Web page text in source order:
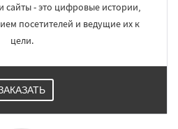
сайты - это цифровые истории,
посетителей и ведущие их к
цели.